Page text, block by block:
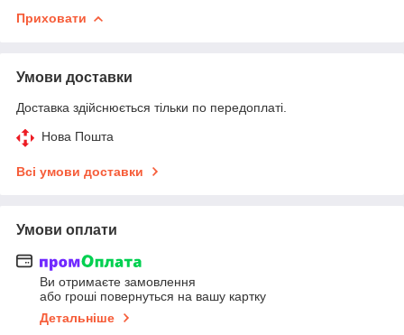
Приховати
Умови доставки
Доставка здійснюється тільки по передоплаті.
Нова Пошта
Всі умови доставки
Умови оплати
Ви отримаєте замовлення
або гроші повернуться на вашу картку
Детальніше